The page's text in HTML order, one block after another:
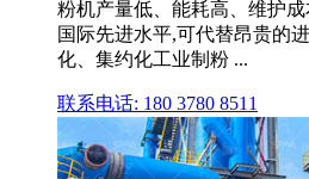
粉机产量低、能耗高、维护
国际先进水平,可代替昂贵的
化、集约化工业制粉 ...
联系电话: 180 3780 8511